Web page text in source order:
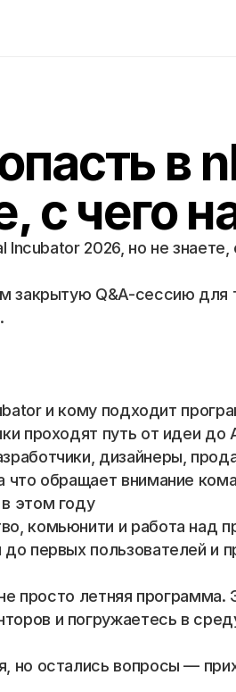
ИИ
0
в
с чего
Incubator 2026, но не знаете,
закрытую Q&A-сессию для
и кому подходит
проходят путь от идеи до
дизайнеры,
что обращает внимание
этом году
комьюнити и работа над
первых пользователей и
просто летняя
и погружаетесь в
но остались вопросы —